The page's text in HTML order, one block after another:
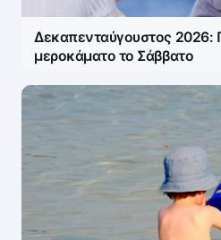
Δεκαπενταύγουστος 2026:
μεροκάματο το Σάββατο